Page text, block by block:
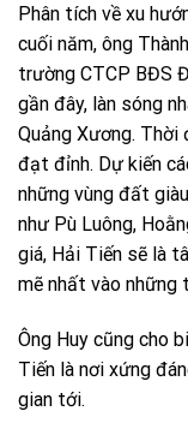
Phân tích về xu
cuối năm, ông
trường CTCP BĐS
gần đây, làn sóng
Quảng Xương.
đạt đỉnh. Dự kiến
những vùng đất
như Pù Luông,
giá, Hải Tiến sẽ là
mẽ nhất vào những
Ông Huy cũng cho
Tiến là nơi xứng
gian tới.